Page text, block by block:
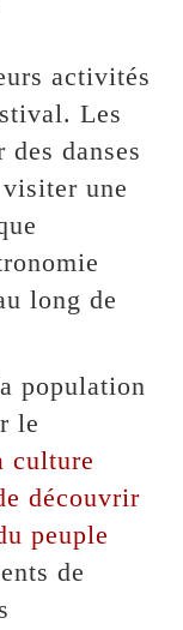
activités
Les
danses
une
long de
population
le
culture
découvrir
peuple
de